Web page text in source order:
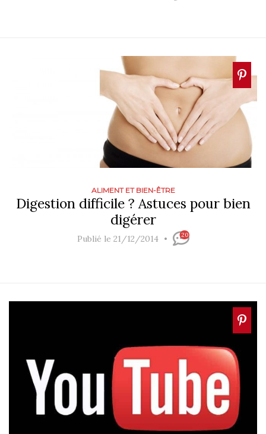
ALIMENT ET BIEN-ÊTRE
Digestion difficile ? Astuces pour bien
digérer
Publié le 21/12/2014 20